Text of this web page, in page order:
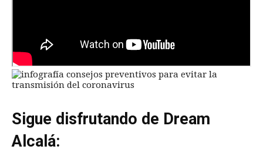
Sigue disfrutando de Dream
Alcalá: